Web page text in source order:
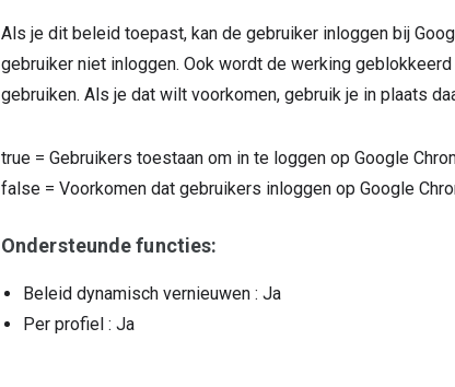
Als je dit beleid toepast, kan de gebruiker inloggen bij
gebruiker niet inloggen. Ook wordt de werking
gebruiken. Als je dat wilt voorkomen, gebruik je in plaats
true = Gebruikers toestaan om in te loggen op Google
false = Voorkomen dat gebruikers inloggen op Google
Ondersteunde functies:
Beleid dynamisch vernieuwen : Ja
Per profiel : Ja